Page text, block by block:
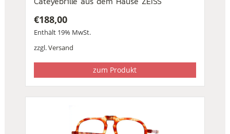
€188,00
Enthält 19% MwSt.
zzgl.Versand
zum Produkt